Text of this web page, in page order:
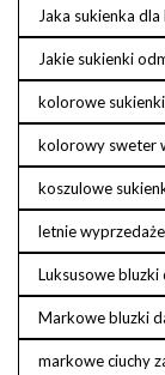
Jaka sukienka
Jakie sukienki
kolorowe sukienki
kolorowy sweter
koszulowe
letnie wyprzedaże
Luksusowe bluzki
Markowe bluzki
markowe ciuchy